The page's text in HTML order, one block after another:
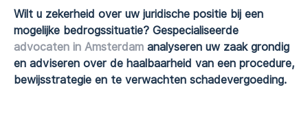
Wilt u zekerheid over uw juridische positie bij een
mogelijke bedrogssituatie? Gespecialiseerde
advocaten in Amsterdam analyseren uw zaak grondig
en adviseren over de haalbaarheid van een procedure,
bewijsstrategie en te verwachten schadevergoeding.